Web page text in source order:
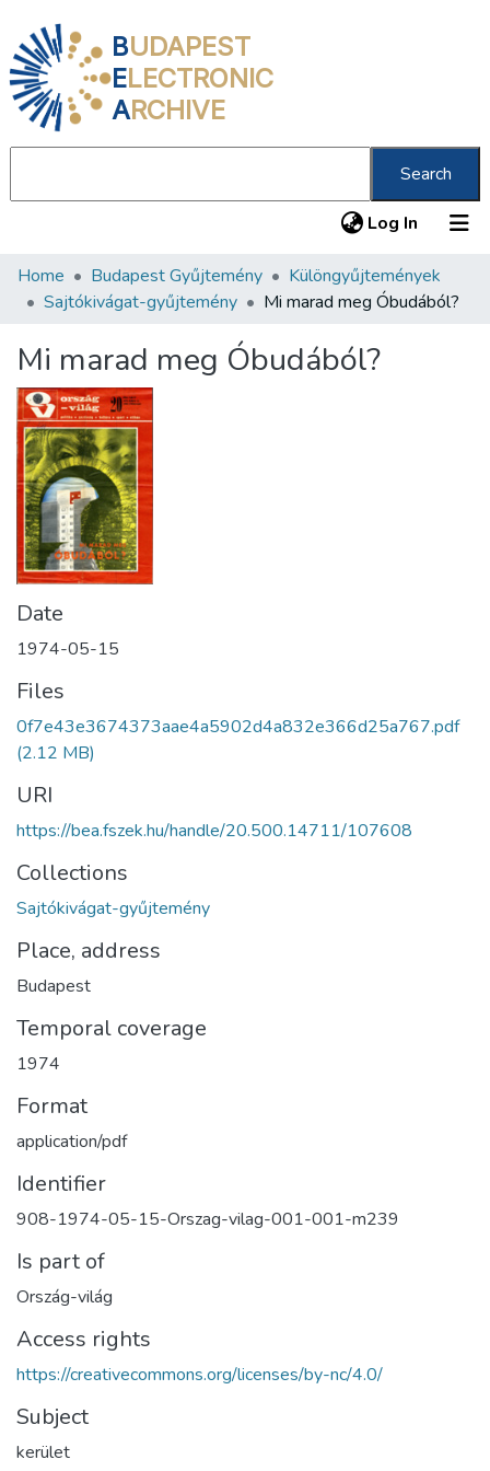
BUDAPEST
ELECTRONIC
ARCHIVE
Search
Log In (current)
Communities & Collections
Statistics
About us
Home Budapest Gyűjtemény
Különgyűjtemények
Sajtókivágat-gyűjtemény
Mi marad meg Óbudából?
Mi marad meg Óbudából?
Date
1974-05-15
Files
0f7e43e3674373aae4a5902d4a832e366d25a767.pdf
(2.12 MB)
URI
https://bea.fszek.hu/handle/20.500.14711/107608
Collections
Sajtókivágat-gyűjtemény
Place, address
Budapest
Temporal coverage
1974
Format
application/pdf
Identifier
908-1974-05-15-Orszag-vilag-001-001-m239
Is part of
Ország-világ
Access rights
https://creativecommons.org/licenses/by-nc/4.0/
Subject
kerület